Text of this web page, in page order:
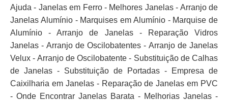
Ajuda - Janelas em Ferro - Melhores Janelas - Arranjo de
Janelas Alumínio - Marquises em Alumínio - Marquise de
Alumínio - Arranjo de Janelas - Reparação Vidros
Janelas - Arranjo de Oscilobatentes - Arranjo de Janelas
Velux - Arranjo de Oscilobatente - Substituição de Calhas
de Janelas - Substituição de Portadas - Empresa de
Caixilharia em Janelas - Reparação de Janelas em PVC
- Onde Encontrar Janelas Barata - Melhorias Janelas -